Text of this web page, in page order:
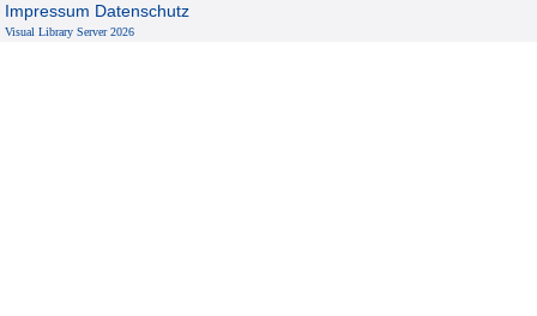
Impressum Datenschutz
Visual Library Server 2026